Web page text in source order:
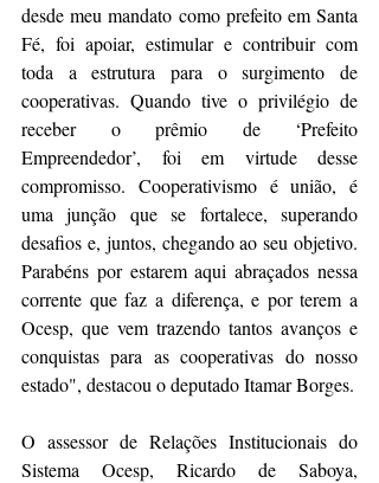
desde meu mandato como prefeito em Santa
Fé, foi apoiar, estimular e contribuir com
toda a estrutura para o surgimento de
cooperativas. Quando tive o privilégio de
receber o prêmio de ‘Prefeito
Empreendedor’, foi em virtude desse
compromisso. Cooperativismo é união, é
uma junção que se fortalece, superando
desafios e, juntos, chegando ao seu objetivo.
Parabéns por estarem aqui abraçados nessa
corrente que faz a diferença, e por terem a
Ocesp, que vem trazendo tantos avanços e
conquistas para as cooperativas do nosso
estado", destacou o deputado Itamar Borges.
O assessor de Relações Institucionais do
Sistema Ocesp, Ricardo de Saboya,